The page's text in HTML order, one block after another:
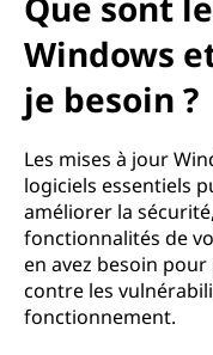
Windows
je besoin ?
Les mises à jour
logiciels essentiels
améliorer la
fonctionnalités de
en avez besoin
contre les
fonctionnement.